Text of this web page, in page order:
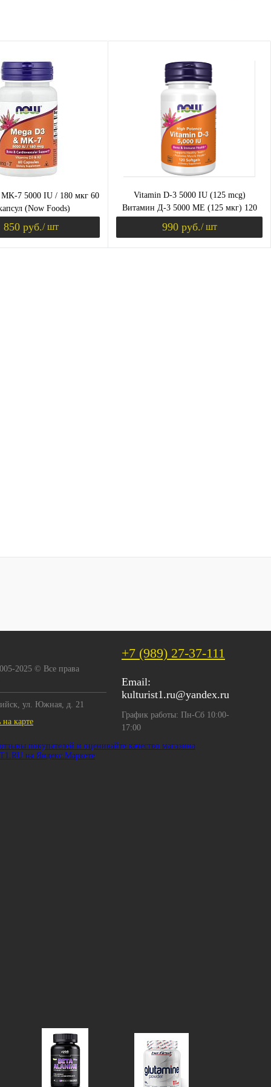
7 5000 IU / 180 мкг 60
(Now Foods)
850 руб./ шт
Vitamin D-3 5000 IU (125 mcg)
Витамин Д-3 5000 МЕ (125 мкг) 120
990 руб./ шт
2025 © Все права
ул. Южная, д. 21
на карте
+7 (989) 27-37-111
Email:
kulturist1.ru@yandex.ru
График работы: Пн-Сб 10:00-
17:00